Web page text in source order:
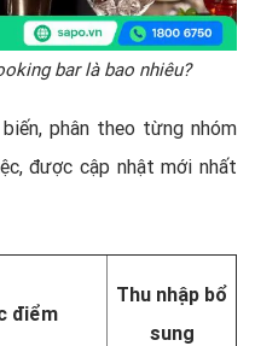
bar là bao nhiêu?
phân theo từng nhóm
được cập nhật mới nhất
điểm
Thu nhập bổ
sung